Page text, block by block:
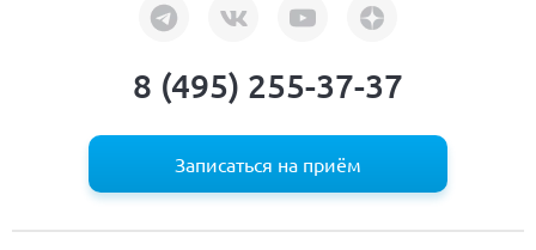
8 (495) 255-37-37
Записаться на приём